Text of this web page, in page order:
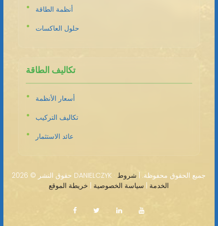
أنظمة الطاقة
حلول العاكسات
تكاليف الطاقة
أسعار الأنظمة
تكاليف التركيب
عائد الاستثمار
حقوق النشر © 2026 DANIELCZYK · جميع الحقوق محفوظة. | شروط
الخدمة
سياسة الخصوصية خريطة الموقع